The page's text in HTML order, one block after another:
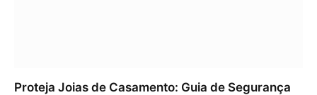
Proteja Joias de Casamento: Guia de Segurança